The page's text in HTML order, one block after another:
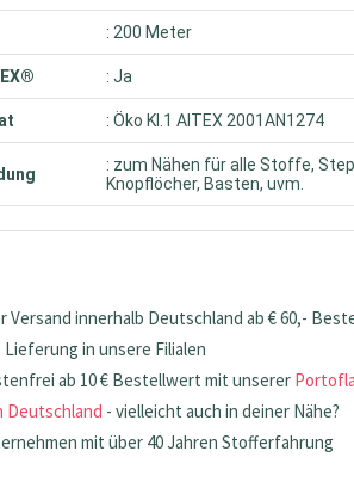
: 200 Meter
: Ja
: Öko Kl.1 AITEX 2001AN1274
: zum Nähen für alle Stoffe,
Knopflöcher, Basten, uvm.
Versand innerhalb Deutschland ab € 60,-
in unsere Filialen
ab 10 € Bestellwert mit unserer
Deutschland - vielleicht auch in deiner Nähe?
mit über 40 Jahren Stofferfahrung